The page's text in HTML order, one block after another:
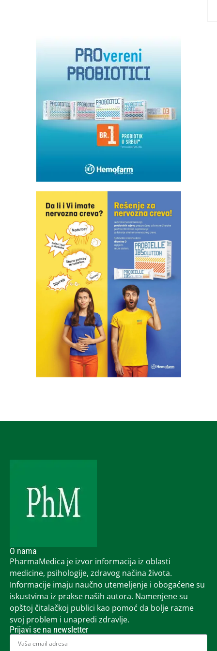
O nama
PharmaMedica je izvor informacija iz oblasti
medicine, psihologije, zdravog načina života.
Informacije imaju naučno utemeljenje i obogaćene su
iskustvima iz prakse naših autora. Namenjene su
opštoj čitalačkoj publici kao pomoć da bolje razme
svoj problem i unapredi zdravlje.
Prijavi se na newsletter